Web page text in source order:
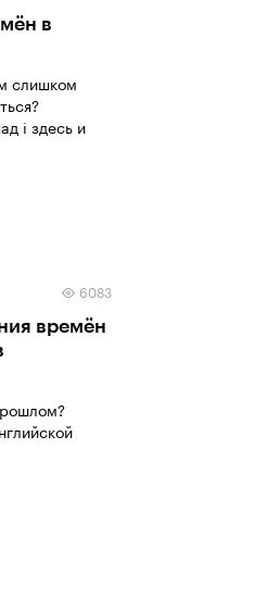
в
слишком
i здесь и
6083
времён